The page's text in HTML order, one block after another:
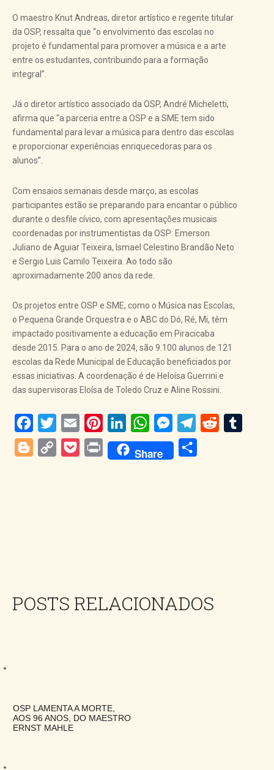
O maestro Knut Andreas, diretor artístico e regente titular
da OSP, ressalta que “o envolvimento das escolas no
projeto é fundamental para promover a música e a arte
entre os estudantes, contribuindo para a formação
integral”.
Já o diretor artístico associado da OSP, André Micheletti,
afirma que “a parceria entre a OSP e a SME tem sido
fundamental para levar a música para dentro das escolas
e proporcionar experiências enriquecedoras para os
alunos”.
Com ensaios semanais desde março, as escolas
participantes estão se preparando para encantar o público
durante o desfile cívico, com apresentações musicais
coordenadas por instrumentistas da OSP: Emerson
Juliano de Aguiar Teixeira, Ismael Celestino Brandão Neto
e Sergio Luis Camilo Teixeira. Ao todo são
aproximadamente 200 anos da rede.
Os projetos entre OSP e SME, como o Música nas Escolas,
o Pequena Grande Orquestra e o ABC do Dó, Ré, Mi, têm
impactado positivamente a educação em Piracicaba
desde 2015. Para o ano de 2024, são 9.100 alunos de 121
escolas da Rede Municipal de Educação beneficiados por
essas iniciativas. A coordenação é de Heloísa Guerrini e
das supervisoras Eloísa de Toledo Cruz e Aline Rossini.
Facebook
Twitter Email PinterestLinkedInWhatsAppMessengerTelegram
Reddit
BloggerCopy
PocketPrint Share
POSTS RELACIONADOS
OSP LAMENTA A MORTE,
AOS 96 ANOS, DO MAESTRO
ERNST MAHLE